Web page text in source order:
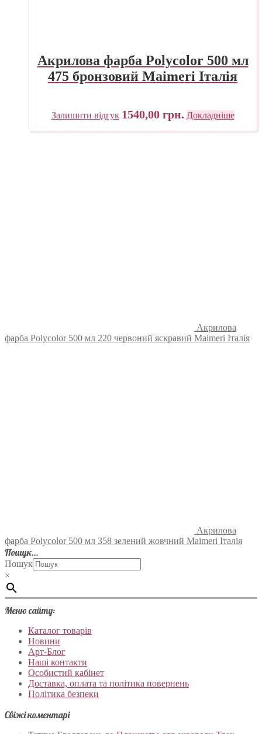
Акрилова фарба Polycolor 500 мл
475 бронзовий Maimeri Італія
Залишити відгук 1540,00 грн. Докладніше
Акрилова
фарба Polycolor 500 мл 220 червоний яскравий Maimeri Італія
Акрилова
фарба Polycolor 500 мл 358 зелений жовчний Maimeri Італія
Пошук…
Пошук
×
Меню сайту:
Каталог товарів
Новини
Арт-Блог
Наші контакти
Особистий кабінет
Доставка, оплата та політика повернень
Політика безпеки
Свіжі коментарі